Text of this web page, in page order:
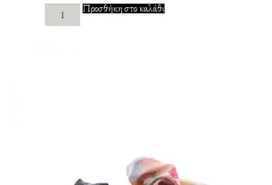
Little
Things
Cream
Προσθήκη στο καλάθι